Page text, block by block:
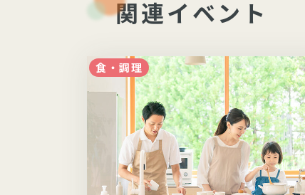
関連イベント
食・調理